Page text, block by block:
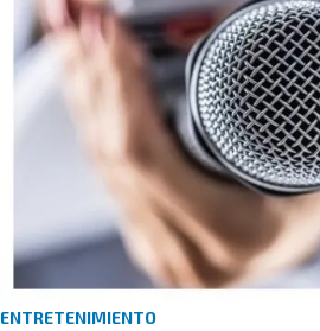
ENTRETENIMIENTO